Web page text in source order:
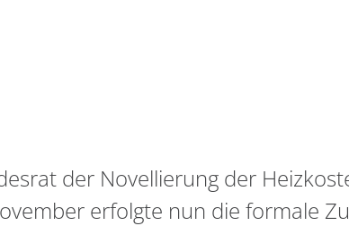
der Novellierung der
erfolgte nun die formale